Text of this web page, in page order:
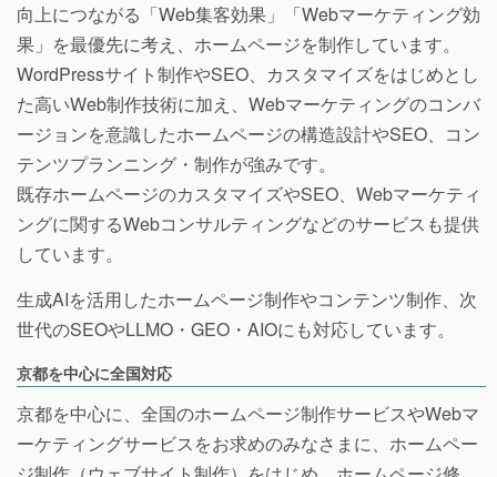
向上につながる「Web集客効果」「Webマーケティング効
果」を最優先に考え、ホームページを制作しています。
WordPressサイト制作やSEO、カスタマイズをはじめとし
た高いWeb制作技術に加え、Webマーケティングのコンバ
ージョンを意識したホームページの構造設計やSEO、コン
テンツプランニング・制作が強みです。
既存ホームページのカスタマイズやSEO、Webマーケティ
ングに関するWebコンサルティングなどのサービスも提供
しています。
生成AIを活用したホームページ制作やコンテンツ制作、次
世代のSEOやLLMO・GEO・AIOにも対応しています。
京都を中心に全国対応
京都を中心に、全国のホームページ制作サービスやWebマ
ーケティングサービスをお求めのみなさまに、ホームペー